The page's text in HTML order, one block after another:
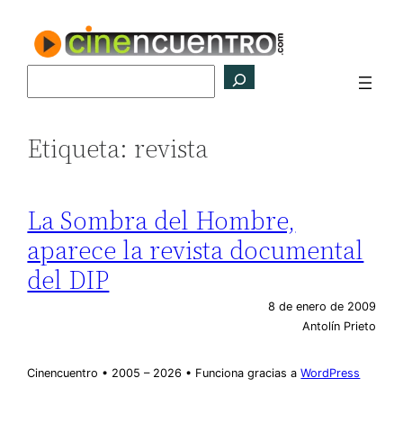
contenido
Etiqueta: revista
La Sombra del Hombre,
aparece la revista documental
del DIP
8 de enero de 2009
Antolín Prieto
Cinencuentro • 2005 – 2026 • Funciona gracias aWordPress